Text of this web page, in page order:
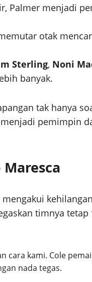
Palmer menjadi
otak
Sterling, Noni
banyak.
tak hanya
pemimpin
mengakui
timnya
cara kami. Cole
nada tegas.